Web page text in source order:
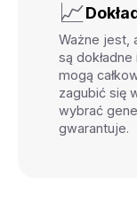
📈
Ważne jest,
są
mogą
zagubić się
wybrać
gwarantuje.